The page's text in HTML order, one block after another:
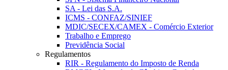
SA - Lei das S.A.
ICMS - CONFAZ/SINIEF
MDIC/SECEX/CAMEX - Comércio Exterior
Trabalho e Emprego
Previdência Social
Regulamentos
RIR - Regulamento do Imposto de Renda